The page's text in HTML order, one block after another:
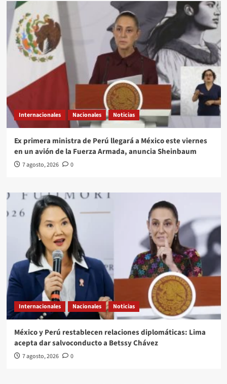
Internacionales Nacionales Noticias
Ex primera ministra de Perú llegará a México este viernes
en un avión de la Fuerza Armada, anuncia Sheinbaum
7 agosto, 2026 0
Internacionales Nacionales Noticias
México y Perú restablecen relaciones diplomáticas: Lima
acepta dar salvoconducto a Betssy Chávez
7 agosto, 2026 0